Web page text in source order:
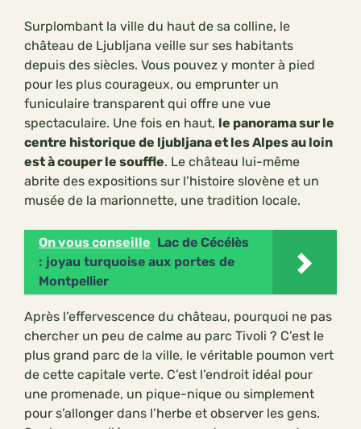
Surplombant la ville du haut de sa colline, le
château de Ljubljana veille sur ses habitants
depuis des siècles. Vous pouvez y monter à pied
pour les plus courageux, ou emprunter un
funiculaire transparent qui offre une vue
spectaculaire. Une fois en haut, le panorama sur le
centre historique de ljubljana et les Alpes au loin
est à couper le souffle. Le château lui-même
abrite des expositions sur l’histoire slovène et un
musée de la marionnette, une tradition locale.
On vous conseille Lac de Cécélès
: joyau turquoise aux portes de
Montpellier
Après l’effervescence du château, pourquoi ne pas
chercher un peu de calme au parc Tivoli ? C’est le
plus grand parc de la ville, le véritable poumon vert
de cette capitale verte. C’est l’endroit idéal pour
une promenade, un pique-nique ou simplement
pour s’allonger dans l’herbe et observer les gens.